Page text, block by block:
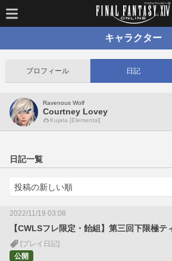
キャラクター
プロフィール 日記
Ravenous Wolf
Courtney Lovey
Kujata [Elemental]
日記一覧
2022/11/19 03:08
【CWLSフレ限定・飴組】第三回下限極テ
[プレイ日記]
公開